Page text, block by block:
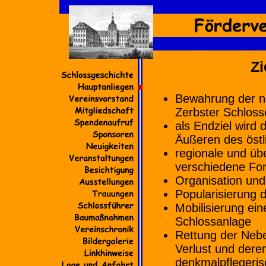
Bewahrung der
Zerbster
als Endziel wird
Äußeren des
regionale und
verschiedene
Organisation
Popularisierung
Mobilisierung
Schlossanlage
Rettung der
Verlust und